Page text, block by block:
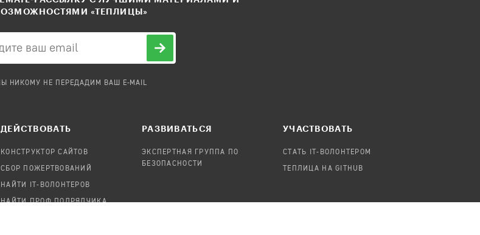
«ТЕПЛИЦЫ»
НИКОМУ НЕ ПЕРЕДАДИМ ВАШ E-MAIL
ДЕЙСТВОВАТЬ
КОНСТРУКТОР САЙТОВ
СБОР ПОЖЕРТВОВАНИЙ
НАЙТИ IT-ВОЛОНТЕРОВ
НАЙТИ ПРОФ.ПОДРЯДЧИКА
РАЗВИВАТЬСЯ
ЭКСПЕРТНАЯ ГРУППА ПО
БЕЗОПАСНОСТИ
УЧАСТВОВАТЬ
СТАТЬ IT-ВОЛОНТЕРОМ
ТЕПЛИЦА НА GITHUB